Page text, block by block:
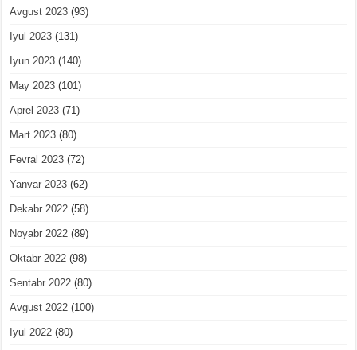
Avgust 2023 (93)
Iyul 2023 (131)
Iyun 2023 (140)
May 2023 (101)
Aprel 2023 (71)
Mart 2023 (80)
Fevral 2023 (72)
Yanvar 2023 (62)
Dekabr 2022 (58)
Noyabr 2022 (89)
Oktabr 2022 (98)
Sentabr 2022 (80)
Avgust 2022 (100)
Iyul 2022 (80)